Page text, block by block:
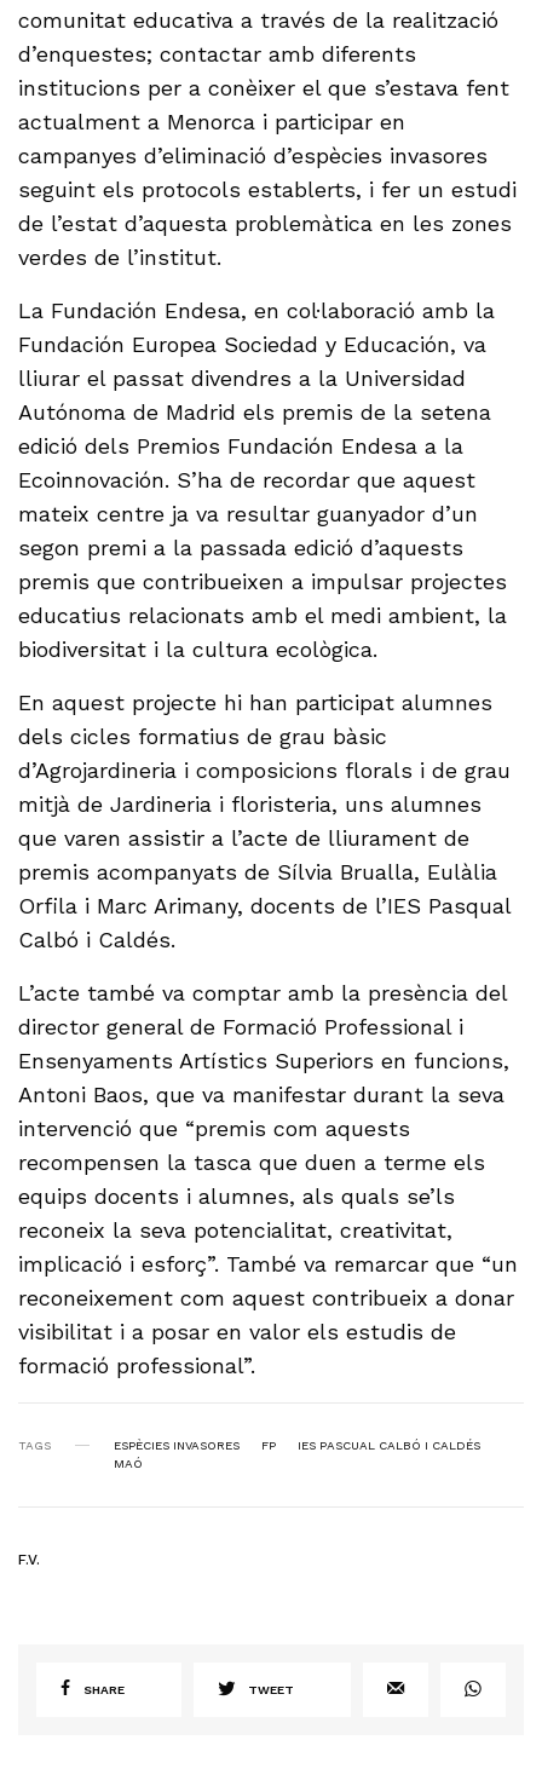
comunitat educativa a través de la realització
d’enquestes; contactar amb diferents
institucions per a conèixer el que s’estava fent
actualment a Menorca i participar en
campanyes d’eliminació d’espècies invasores
seguint els protocols establerts, i fer un estudi
de l’estat d’aquesta problemàtica en les zones
verdes de l’institut.
La Fundación Endesa, en col·laboració amb la
Fundación Europea Sociedad y Educación, va
lliurar el passat divendres a la Universidad
Autónoma de Madrid els premis de la setena
edició dels Premios Fundación Endesa a la
Ecoinnovación. S’ha de recordar que aquest
mateix centre ja va resultar guanyador d’un
segon premi a la passada edició d’aquests
premis que contribueixen a impulsar projectes
educatius relacionats amb el medi ambient, la
biodiversitat i la cultura ecològica.
En aquest projecte hi han participat alumnes
dels cicles formatius de grau bàsic
d’Agrojardineria i composicions florals i de grau
mitjà de Jardineria i floristeria, uns alumnes
que varen assistir a l’acte de lliurament de
premis acompanyats de Sílvia Brualla, Eulàlia
Orfila i Marc Arimany, docents de l’IES Pasqual
Calbó i Caldés.
L’acte també va comptar amb la presència del
director general de Formació Professional i
Ensenyaments Artístics Superiors en funcions,
Antoni Baos, que va manifestar durant la seva
intervenció que “premis com aquests
recompensen la tasca que duen a terme els
equips docents i alumnes, als quals se’ls
reconeix la seva potencialitat, creativitat,
implicació i esforç”. També va remarcar que “un
reconeixement com aquest contribueix a donar
visibilitat i a posar en valor els estudis de
formació professional”.
TAGS ESPÈCIES INVASORES FP
IES PASCUAL CALBÓ I CALDÉS
MAÓ
F.V.
SHARE TWEET